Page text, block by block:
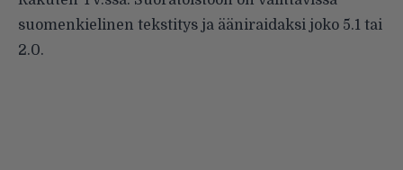
suomenkielinen tekstitys ja ääniraidaksi joko 5.1 tai
2.0.